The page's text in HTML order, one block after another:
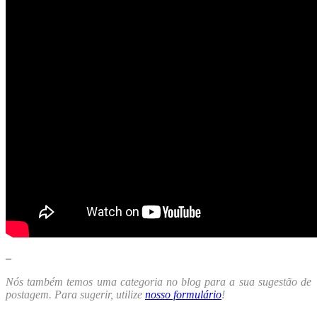
–
Nós também temos uma categoria no blog para a sua sugestão de
postagem. Para sugerir, utilize nosso formulário!